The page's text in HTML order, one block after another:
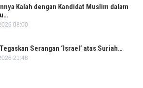
Kalah dengan Kandidat Muslim dalam
08:00
Serangan ‘Israel’ atas Suriah…
21:48